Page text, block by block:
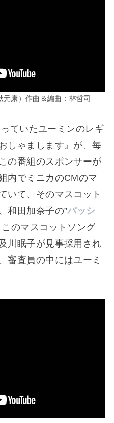
康）作曲＆編曲：林哲司
ていたユーミンのレギ
しゃまします』が、毎
の番組のスポンサーが
内でミニカのCMのマ
いて、そのマスコット
和田加奈子の”パッシ
このマスコットソング
川眠子が見事採用され
審査員の中にはユーミ